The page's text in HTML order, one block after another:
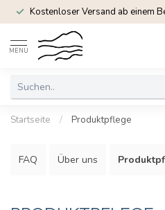
Kostenloser Versand ab einem
MENU
Startseite / Produktpflege
FAQ Über uns